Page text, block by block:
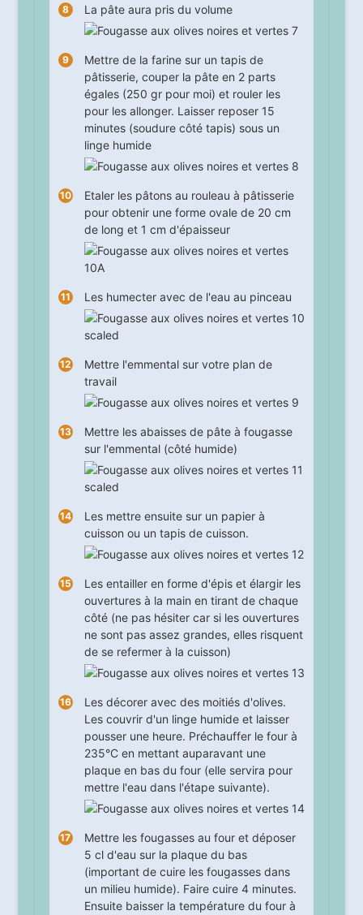
La pâte aura pris du volume
Mettre de la farine sur un tapis de
pâtisserie, couper la pâte en 2 parts
égales (250 gr pour moi) et rouler les
pour les allonger. Laisser reposer 15
minutes (soudure côté tapis) sous un
linge humide
Etaler les pâtons au rouleau à pâtisserie
pour obtenir une forme ovale de 20 cm
de long et 1 cm d'épaisseur
Les humecter avec de l'eau au pinceau
Mettre l'emmental sur votre plan de
travail
Mettre les abaisses de pâte à fougasse
sur l'emmental (côté humide)
Les mettre ensuite sur un papier à
cuisson ou un tapis de cuisson.
Les entailler en forme d'épis et élargir les
ouvertures à la main en tirant de chaque
côté (ne pas hésiter car si les ouvertures
ne sont pas assez grandes, elles risquent
de se refermer à la cuisson)
Les décorer avec des moitiés d'olives.
Les couvrir d'un linge humide et laisser
pousser une heure. Préchauffer le four à
235°C en mettant auparavant une
plaque en bas du four (elle servira pour
mettre l'eau dans l'étape suivante).
Mettre les fougasses au four et déposer
5 cl d'eau sur la plaque du bas
(important de cuire les fougasses dans
un milieu humide). Faire cuire 4minutes.
Ensuite baisser la température du four à